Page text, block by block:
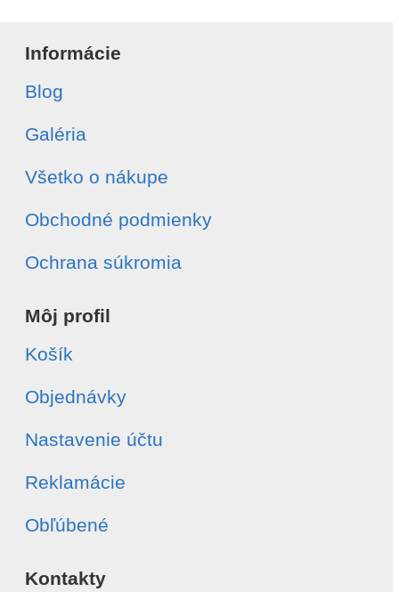
Informácie
Blog
Galéria
Všetko o nákupe
Obchodné podmienky
Ochrana súkromia
Môj profil
Košík
Objednávky
Nastavenie účtu
Reklamácie
Obľúbené
Kontakty